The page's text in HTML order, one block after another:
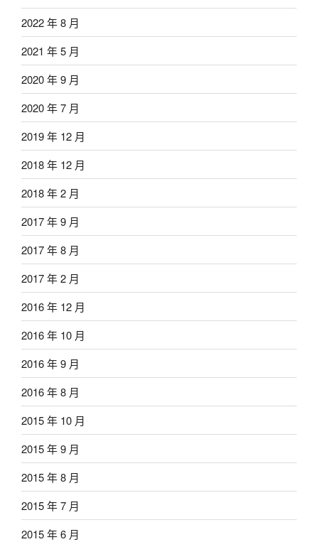
2022 年 8 月
2021 年 5 月
2020 年 9 月
2020 年 7 月
2019 年 12 月
2018 年 12 月
2018 年 2 月
2017 年 9 月
2017 年 8 月
2017 年 2 月
2016 年 12 月
2016 年 10 月
2016 年 9 月
2016 年 8 月
2015 年 10 月
2015 年 9 月
2015 年 8 月
2015 年 7 月
2015 年 6 月